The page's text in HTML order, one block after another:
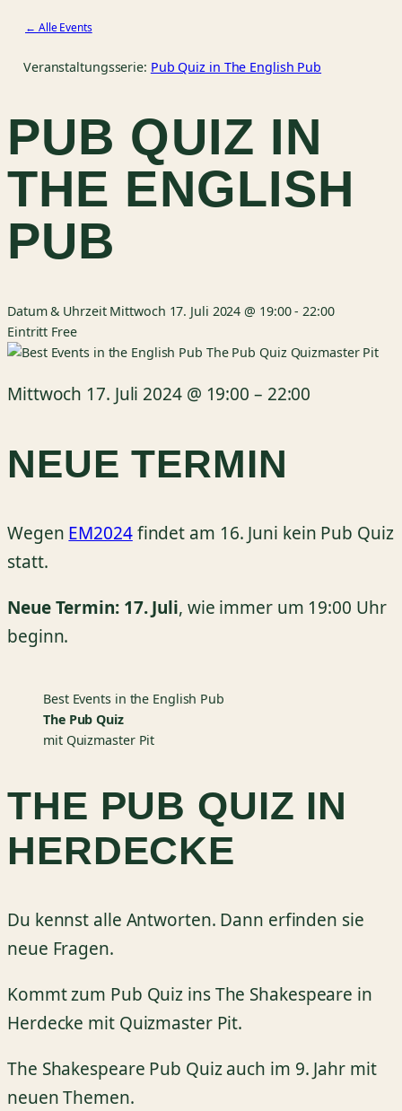
← Alle Events
Veranstaltungsserie: Pub Quiz in The English Pub
PUB QUIZ IN
THE ENGLISH
PUB
Datum & Uhrzeit Mittwoch 17. Juli 2024 @ 19:00-22:00
Eintritt Free
Mittwoch 17. Juli 2024 @ 19:00 – 22:00
NEUE TERMIN
Wegen EM2024findet am 16. Juni kein Pub Quiz
statt.
Neue Termin: 17. Juli, wie immer um 19:00 Uhr
beginn.
Best Events in the English Pub
The Pub Quiz
mit Quizmaster Pit
THE PUB QUIZ IN
HERDECKE
Du kennst alle Antworten. Dann erfinden sie
neue Fragen.
Kommt zum Pub Quiz ins The Shakespeare in
Herdecke mit Quizmaster Pit.
The Shakespeare Pub Quiz auch im 9. Jahr mit
neuen Themen.